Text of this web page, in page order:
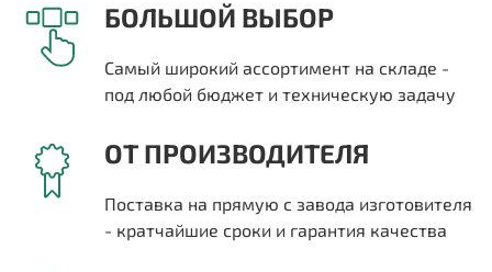
БОЛЬШОЙ ВЫБОР
Самый широкий ассортимент на складе -
под любой бюджет и техническую задачу
ОТ ПРОИЗВОДИТЕЛЯ
Поставка на прямую с завода изготовителя
- кратчайшие сроки и гарантия качества